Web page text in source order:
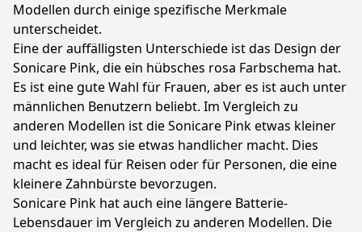
Modellen durch einige spezifische Merkmale
unterscheidet.
Eine der auffälligsten Unterschiede ist das Design der
Sonicare Pink, die ein hübsches rosa Farbschema hat.
Es ist eine gute Wahl für Frauen, aber es ist auch unter
männlichen Benutzern beliebt. Im Vergleich zu
anderen Modellen ist die Sonicare Pink etwas kleiner
und leichter, was sie etwas handlicher macht. Dies
macht es ideal für Reisen oder für Personen, die eine
kleinere Zahnbürste bevorzugen.
Sonicare Pink hat auch eine längere Batterie-
Lebensdauer im Vergleich zu anderen Modellen. Die